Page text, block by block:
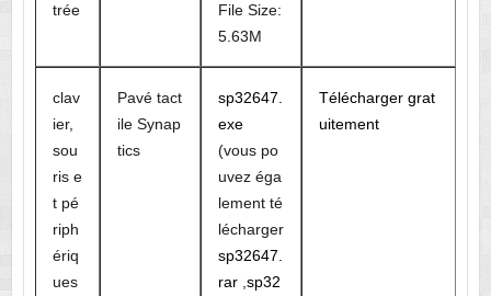
trée
File Size:
5.63M
clav
ier,
sou
ris e
t pé
riph
ériq
ues
Pavé tact
ile Synap
tics
sp32647.
exe
(vous po
uvez éga
lement té
lécharger
sp32647.
rar, sp32
Télécharger grat
uitement